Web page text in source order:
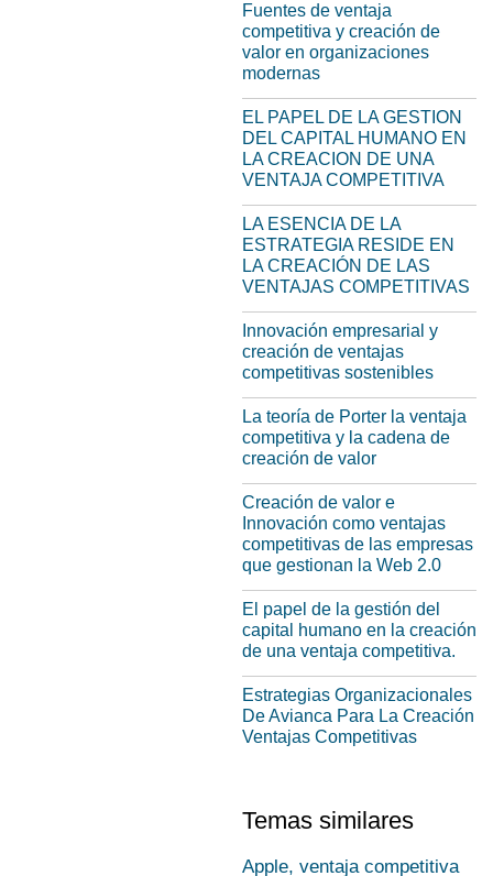
Fuentes de ventaja
competitiva y creación de
valor en organizaciones
modernas
EL PAPEL DE LA GESTION
DEL CAPITAL HUMANO EN
LA CREACION DE UNA
VENTAJA COMPETITIVA
LA ESENCIA DE LA
ESTRATEGIA RESIDE EN
LA CREACIÓN DE LAS
VENTAJAS COMPETITIVAS
Innovación empresarial y
creación de ventajas
competitivas sostenibles
La teoría de Рorter la ventaja
competitiva y la cadena de
creación de valor
Creación de valor e
Innovación como ventajas
competitivas de las empresas
que gestionan la Web 2.0
El papel de la gestión del
capital humano en la creación
de una ventaja competitiva.
Estrategias Organizacionales
De Avianca Para La Creación
Ventajas Competitivas
Temas similares
Apple, ventaja competitiva